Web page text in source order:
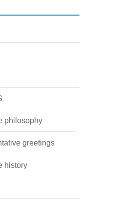
philosophy
greetings
history